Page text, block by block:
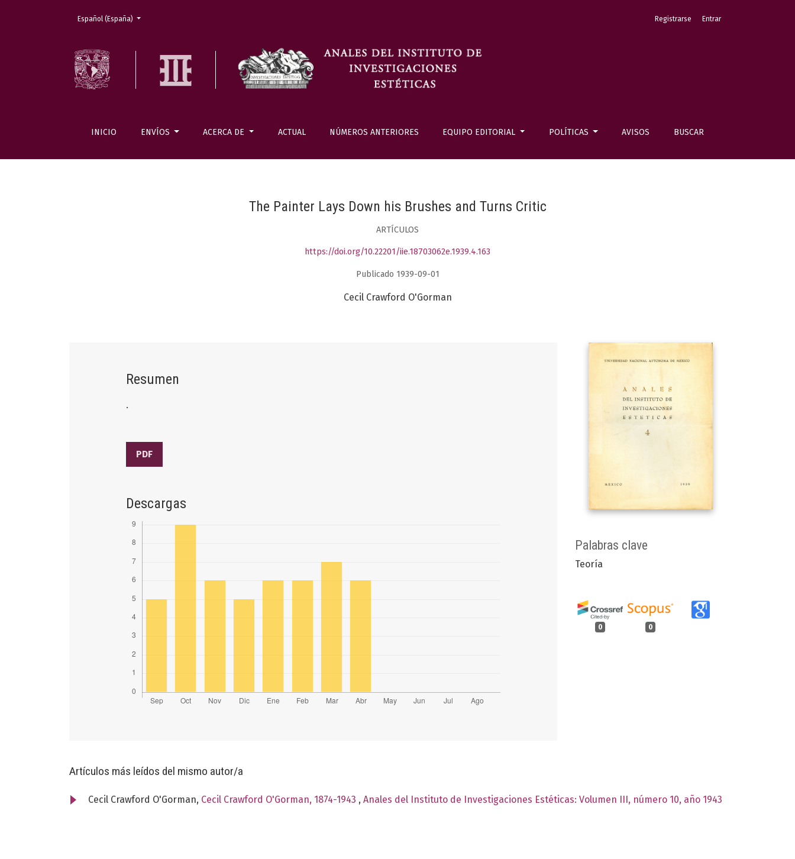
INICIO ENVÍOS ACERCA DE ACTUAL NÚMEROS ANTERIORES EQUIPO EDITORIAL POLÍTICAS AVISOS BUSCAR
Registrarse Entrar
Cambiar el idioma. El actual es:
Español (España)
The Painter Lays Down his Brushes and Turns Critic
ARTÍCULOS
https://doi.org/10.22201/iie.18703062e.1939.4.163
Publicado 1939-09-01
Cecil Crawford O'Gorman
Palabras clave
Teoría
0 0
Resumen
.
PDF
Descargas
Artículos más leídos del mismo autor/a
Cecil Crawford O'Gorman, Cecil Crawford O'Gorman, 1874-1943 , Anales del Instituto de Investigaciones Estéticas: Volumen III, número 10, año 1943